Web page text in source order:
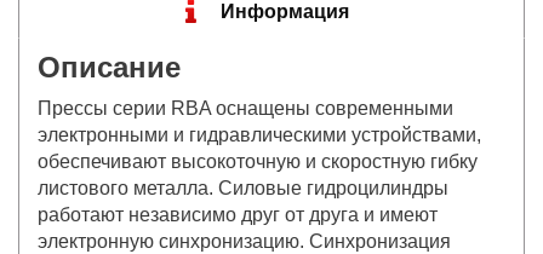
Информация
Описание
Прессы серии RBA оснащены современными
электронными и гидравлическими устройствами,
обеспечивают высокоточную и скоростную гибку
листового металла. Силовые гидроцилиндры
работают независимо друг от друга и имеют
электронную синхронизацию. Синхронизация